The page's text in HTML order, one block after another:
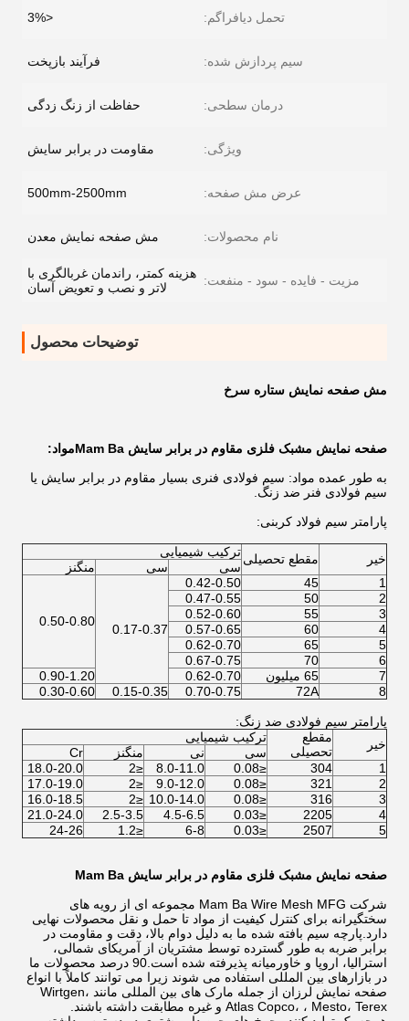
تحمل دیافراگم: <3%
سیم پردازش شده: فرآیند بازپخت
درمان سطحی: حفاظت از زنگ زدگی
ویژگی: مقاومت در برابر سایش
عرض مش صفحه: 500mm-2500mm
نام محصولات: مش صفحه نمایش معدن
مزیت - فایده - سود - منفعت: هزینه کمتر، راندمان غربالگری با
لاتر و نصب و تعویض آسان
توضیحات محصول
مش صفحه نمایش ستاره سرخ
صفحه نمایش مشبک فلزی مقاوم در برابر سایش Mam Ba
مواد:
به طور عمده مواد: سیم فولادی فنری بسیار مقاوم در برابر سایش یا
سیم فولادی فنر ضد زنگ.
پارامتر سیم فولاد کربنی:
خیر مقطع تحصیلیترکیب شیمیایی
سی
سی
منگنز
1
45
0.42-0.50
0.17-0.37
0.50-0.80
2
50
0.47-0.55
3
55
0.52-0.60
4
60
0.57-0.65
5
65
0.62-0.70
6
70
0.67-0.75
7
65 میلیون 0.62-0.70
0.90-1.20
8
72A
0.70-0.75
0.15-0.35
0.30-0.60
پارامتر سیم فولادی ضد زنگ:
خیر
مقطع
تحصیلی
ترکیب شیمیایی
سی
نی منگنز
Cr
1
304
≤0.08
8.0-11.0
≤2
18.0-20.0
2
321
≤0.08
9.0-12.0
≤2
17.0-19.0
3
316
≤0.08
10.0-14.0
≤2
16.0-18.5
4
2205
≤0.03
4.5-6.5
2.5-3.5
21.0-24.0
5
2507
≤0.03
6-8
≤1.2
24-26
صفحه نمایش مشبک فلزی مقاوم در برابر سایش Mam Ba
شرکت Mam Ba Wire Mesh MFG مجموعه ای از رویه های
سختگیرانه برای کنترل کیفیت از مواد تا حمل و نقل محصولات نهایی
دارد.پارچه سیم بافته شده ما به دلیل دوام بالا، دقت و مقاومت در
برابر ضربه به طور گسترده توسط مشتریان از آمریکای شمالی،
استرالیا، اروپا و خاورمیانه پذیرفته شده است.90 درصد محصولات ما
در بازارهای بین المللی استفاده می شوند زیرا می توانند کاملاً با انواع
صفحه نمایش لرزان از جمله مارک های بین المللی مانند Wirtgen،
Atlas Copco، ، Mesto، Terex و غیره مطابقت داشته باشند.